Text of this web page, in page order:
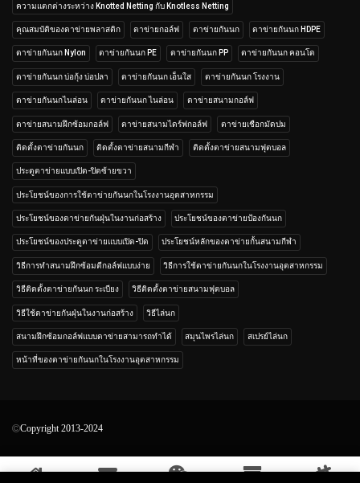
ความแตกต่างระหว่าง Knotted Netting กับ Knotless Netting
คุณสมบัติของตาข่ายพลาสติก ตาข่ายกอล์ฟ ตาข่ายกันนก ตาข่ายกันนก HDPE
ตาข่ายกันนก Nylon ตาข่ายกันนก PE ตาข่ายกันนก PP ตาข่ายกันนก คอนโด
ตาข่ายกันนก บ่อกุ้ง บ่อปลา ตาข่ายกันนก เอ็นใส ตาข่ายกันนก โรงงาน
ตาข่ายกันนกไนล่อน ตาข่ายกันนก ไนล่อน ตาข่ายสนามกอล์ฟ
ตาข่ายสนามฝึกซ้อมกอล์ฟ ตาข่ายสนามไดร์ฟกอล์ฟ ตาข่ายเชือกมัดปม
ติดตั้งตาข่ายกันนก ติดตั้งตาข่ายสนามกีฬา ติดตั้งตาข่ายสนามฟุตบอล
ประตูตาข่ายแบบเปิด-ปิดซ้ายขวา
ประโยชน์ของการใช้ตาข่ายกันนกในโรงงานอุตสาหกรรม
ประโยชน์ของตาข่ายกันฝุ่นในงานก่อสร้าง ประโยชน์ของตาข่ายป้องกันนก
ประโยชน์ของประตูตาข่ายแบบเปิด-ปิด ประโยชน์หลักของตาข่ายกั้นสนามกีฬา
วิธีการทำสนามฝึกซ้อมตีกอล์ฟแบบง่าย วิธีการใช้ตาข่ายกันนกในโรงงานอุตสาหกรรม
วิธีติดตั้งตาข่ายกันนก ระเบียง วิธีติดตั้งตาข่ายสนามฟุตบอล
วิธีใช้ตาข่ายกันฝุ่นในงานก่อสร้าง วิธีไล่นก
สนามฝึกซ้อมกอล์ฟแบบตาข่ายสามารถทำได้ สมุนไพรไล่นก สเปรย์ไล่นก
หน้าที่ของตาข่ายกันนกในโรงงานอุตสาหกรรม
Copyright 2013-2024